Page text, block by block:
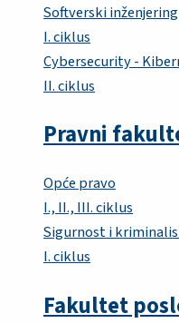
Softverski inženjering
I. ciklus
Cybersecurity -
II. ciklus
Pravni
Opće pravo
I., II., III. ciklus
Sigurnost i
I. ciklus
Fakultet